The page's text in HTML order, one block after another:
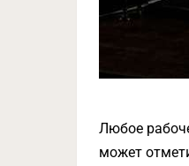
Любое
может